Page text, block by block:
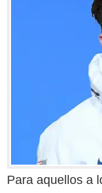
Para aquellos a